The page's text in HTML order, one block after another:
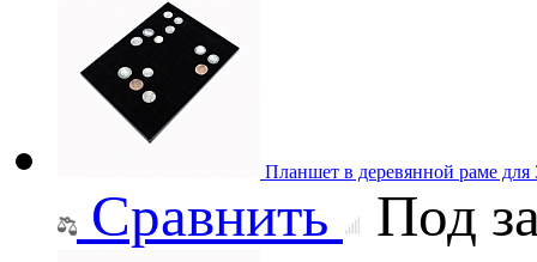
Планшет в деревянной раме
Сравнить Под